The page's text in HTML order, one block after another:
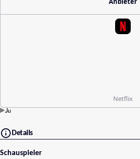
Netflix
Details
Schauspieler